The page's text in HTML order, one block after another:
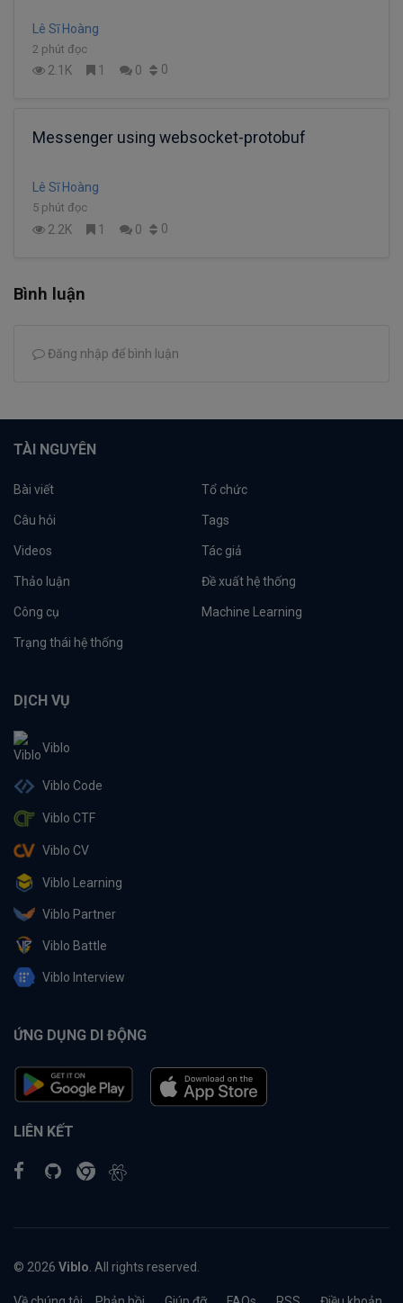
Lê Sĩ Hoàng
2 phút đọc
2.1K 1 0 0
Messenger using websocket-protobuf
Lê Sĩ Hoàng
5 phút đọc
2.2K 1 0 0
Bình luận
Đăng nhập để bình luận
TÀI NGUYÊN
Bài viết Tổ chức
Câu hỏi Tags
Videos Tác giả
Thảo luận Đề xuất hệ thống
Công cụ Machine Learning
Trạng thái hệ thống
DỊCH VỤ
Viblo
Viblo Code
Viblo CTF
Viblo CV
Viblo Learning
Viblo Partner
Viblo Battle
Viblo Interview
ỨNG DỤNG DI ĐỘNG
LIÊN KẾT
© 2026 Viblo . All rights reserved.